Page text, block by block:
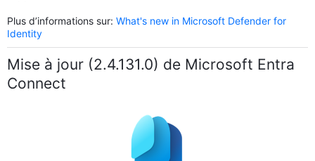
Plus d’informations sur: What's new in Microsoft Defender for
Identity
Mise à jour (2.4.131.0) de Microsoft Entra
Connect